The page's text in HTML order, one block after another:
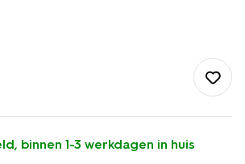
ontbijtbord-
binnen 1-3 werkdagen in huis